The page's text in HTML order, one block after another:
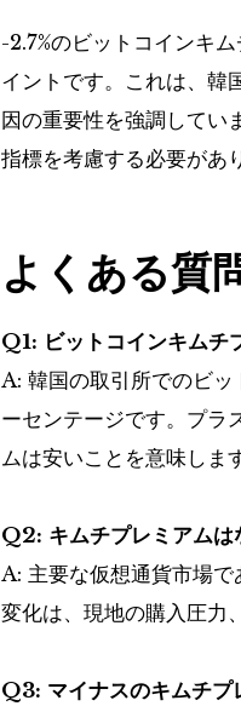
-2.7%のビットコインキ
イントです。これは、韓
因の重要性を強調してい
指標を考慮する必要があ
よくある質
Q1: ビットコインキムチ
A: 韓国の取引所でのビ
ーセンテージです。プラ
ムは安いことを意味します
Q2: キムチプレミアムは
A: 主要な仮想通貨市場
変化は、現地の購入圧力
Q3: マイナスのキムチプ